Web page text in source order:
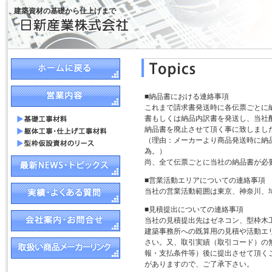
建築資材の基礎から仕上げまで
■納品書における連絡事項
これまで請求書発送時に各伝票ごと
書もしくは納品内訳書を発送し、当
納品書を廃止させて頂く事に致しまし
（理由：メーカーより商品発送時に
為。）
尚、全て伝票ごとに当社の納品書が
■営業活動エリアについての連絡事項
当社の営業活動範囲は東京、神奈川
■見積提出についての連絡事項
当社の見積提出先はゼネコン、型枠木
建築事務所への既算用の見積や活動
さい。又、取引実績（取引コード）
報・支払条件等）後に提出させて頂
がありますので、ご了承下さい。